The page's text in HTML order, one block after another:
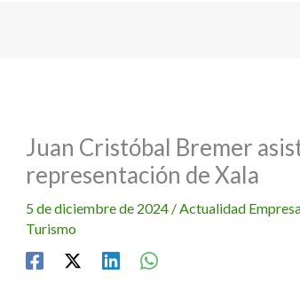
Juan Cristóbal Bremer
representación de Xala
5 de diciembre de 2024 /Actualidad
Turismo